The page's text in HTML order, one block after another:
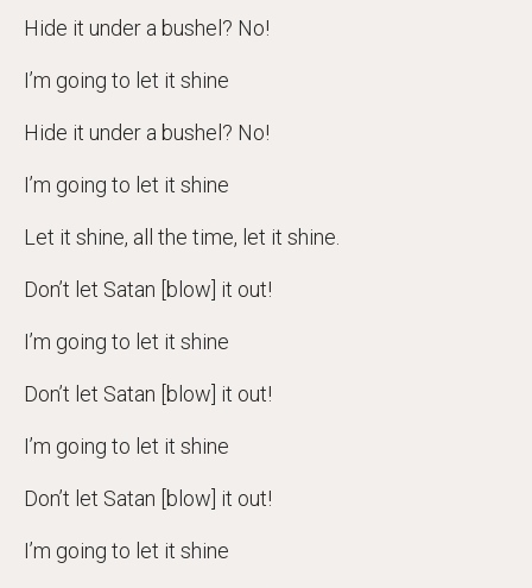
Hide it under a bushel? No!
I’m going to let it shine
Hide it under a bushel? No!
I’m going to let it shine
Let it shine, all the time, let it shine.
Don’t let Satan [blow] it out!
I’m going to let it shine
Don’t let Satan [blow] it out!
I’m going to let it shine
Don’t let Satan [blow] it out!
I’m going to let it shine